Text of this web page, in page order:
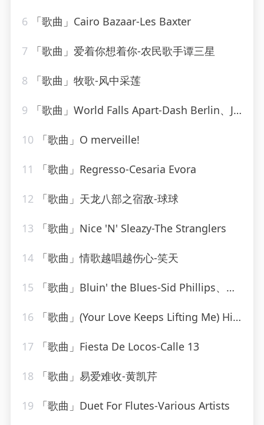
6 「歌曲」Cairo Bazaar-Les Baxter
7 「歌曲」爱着你想着你-农民歌手谭三星
8 「歌曲」牧歌-风中采莲
9 「歌曲」World Falls Apart-Dash Berlin、Jonathan Mendelsohn、Jorn Van Deynhoven
10 「歌曲」O merveille!
11 「歌曲」Regresso-Cesaria Evora
12 「歌曲」天龙八部之宿敌-球球
13 「歌曲」Nice 'N' Sleazy-The Stranglers
14 「歌曲」情歌越唱越伤心-笑天
15 「歌曲」Bluin' the Blues-Sid Phillips、Geraldo Orchestra、His Band
16 「歌曲」(Your Love Keeps Lifting Me) Higher and Higher-Pop Classics
17 「歌曲」Fiesta De Locos-Calle 13
18 「歌曲」易爱难收-黄凯芹
19 「歌曲」Duet For Flutes-Various Artists